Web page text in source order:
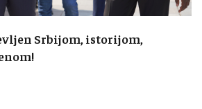
Srbijom, istorijom,